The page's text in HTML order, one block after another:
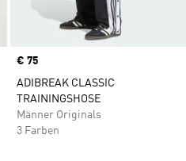
Price
€ 75
ADIBREAK CLASSIC
TRAININGSHOSE
Männer Originals
3 Farben